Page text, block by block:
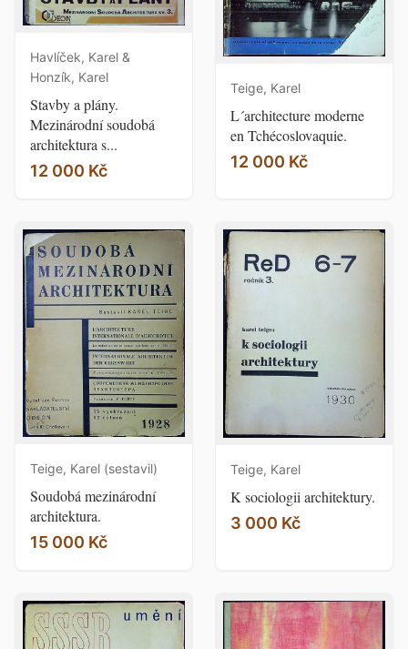
Havlíček, Karel &
Honzík, Karel
Stavby a plány.
Mezinárodní soudobá
architektura s...
12 000 Kč
Teige, Karel
L´architecture moderne
en Tchécoslovaquie.
12 000 Kč
Teige, Karel (sestavil)
Soudobá mezinárodní
architektura.
15 000 Kč
Teige, Karel
K sociologii architektury.
3 000 Kč